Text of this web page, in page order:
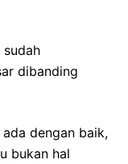
dibanding
dengan baik,
bukan hal